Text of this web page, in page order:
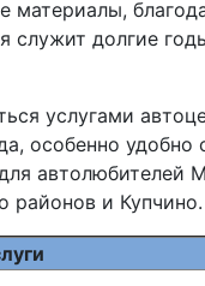
материалы,
служит долгие
услугами
особенно удобно
автолюбителей
районов и Купчино.